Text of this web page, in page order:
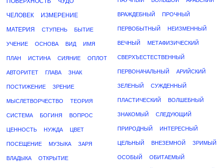
ЧЕЛОВЕК ИЗМЕРЕНИЕ
МАТЕРИЯ СТУПЕНЬ БЫТИЕ
УЧЕНИЕ ОСНОВА ВИД ИМЯ
ПЛАН ИСТИНА СИЯНИЕ ОПЛОТ
АВТОРИТЕТ ГЛАВА ЗНАК
ПОСТИЖЕНИЕ ЗРЕНИЕ
МЫСЛЕТВОРЧЕСТВО ТЕОРИЯ
СИСТЕМА БОГИНЯ ВОПРОС
ЦЕННОСТЬ НУЖДА ЦВЕТ
ПОСЕЩЕНИЕ МУЗЫКА ЗАРЯ
ВЛАДЫКА ОТКРЫТИЕ
ВРАЖДЕБНЫЙ ПРОЧНЫЙ
ПЕРВОБЫТНЫЙ НЕИЗМЕННЫЙ
ВЕЧНЫЙ МЕТАФИЗИЧЕСКИЙ
СВЕРХЪЕСТЕСТВЕННЫЙ
ПЕРВОНАЧАЛЬНЫЙ АРИЙСКИЙ
ЗЕЛЕНЫЙ СУЖДЕННЫЙ
ПЛАСТИЧЕСКИЙ ВОЛШЕБНЫЙ
ЗНАКОМЫЙ СЛЕДУЮЩИЙ
ПРИРОДНЫЙ ИНТЕРЕСНЫЙ
ЦЕЛЬНЫЙ ВНЕЗЕМНОЙ ЗРИМЫЙ
ОСОБЫЙ ОБИТАЕМЫЙ